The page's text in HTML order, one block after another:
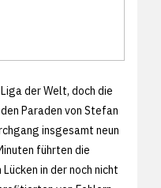
der Welt, doch die
Paraden von Stefan
insgesamt neun
führten die
in der noch nicht